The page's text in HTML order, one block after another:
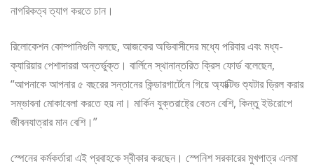
নাগরিকত্ব ত্যাগ করতে চান।
রিলোকেশন কোম্পানিগুলি বলছে, আজকের অভিবাসীদের মধ্যে পরিবার এবং মধ্য-
ক্যারিয়ার পেশাদাররা অন্তর্ভুক্ত। বার্লিনে স্থানান্তরিত ক্রিস ফোর্ড বলেছেন,
“আপনাকে আপনার ৫ বছরের সন্তানের কিন্ডারগার্টেনে গিয়ে অ্যাক্টিভ শ্যুটার ড্রিল করার
সম্ভাবনা মোকাবেলা করতে হয় না। মার্কিন যুক্তরাষ্ট্রে বেতন বেশি, কিন্তু ইউরোপে
জীবনযাত্রার মান বেশি।”
স্পেনের কর্মকর্তারা এই প্রবাহকে স্বীকার করছেন। স্পেনিশ সরকারের মুখপাত্র এলমা